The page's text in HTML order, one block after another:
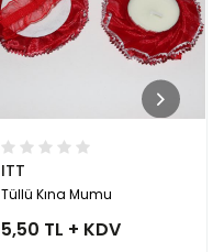
ITT
Tüllü Kına Mumu
5,50 TL + KDV